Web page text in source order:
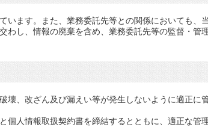
ます。また、業務委託先等との関係においても、
し、情報の廃棄を含め、業務委託先等の監督・管
、改ざん及び漏えい等が発生しないように適正に
人情報取扱契約書を締結するとともに、適正な管